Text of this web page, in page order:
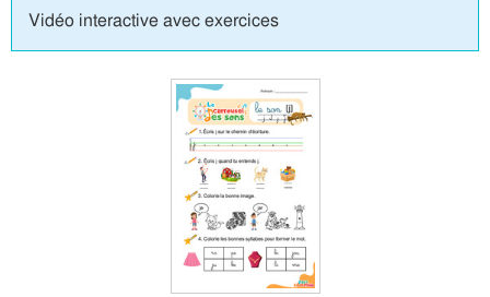
Vidéo interactive avec exercices